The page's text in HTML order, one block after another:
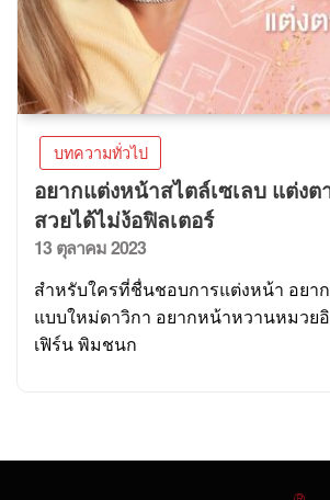
บทความทั่วไป
อยากแต่งหน้าสไตล์เซเลบ แต่งต
สวยได้ไม่ง้อฟิลเตอร์
13 ตุลาคม 2023
สำหรับใครที่ชื่นชอบการแต่งหน้า อยา
แบบใหม่ดาวิกา อยากหน้าหวานหมวย
เฟิร์น พิมชนก